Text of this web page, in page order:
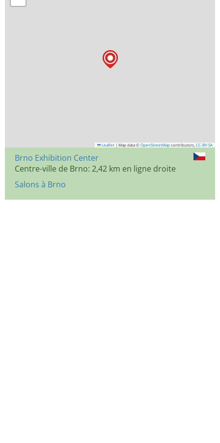
Leaflet | Map data © OpenStreetMap contributors, CC-BY-SA
Brno Exhibition Center
Centre-ville de Brno: 2,42 km en ligne droite
Salons à Brno